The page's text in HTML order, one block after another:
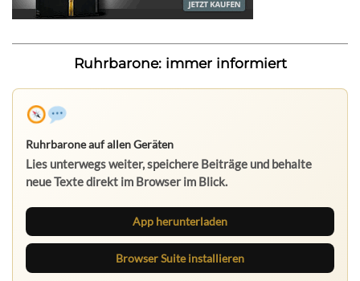
Ruhrbarone: immer informiert
Ruhrbarone auf allen Geräten
Lies unterwegs weiter, speichere Beiträge und behalte
neue Texte direkt im Browser im Blick.
App herunterladen
Browser Suite installieren